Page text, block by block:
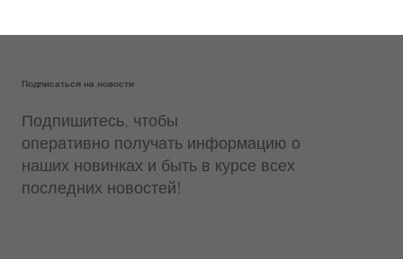
Подписаться на новости
Подпишитесь, чтобы
оперативно получать информацию о
наших новинках и быть в курсе всех
последних новостей!